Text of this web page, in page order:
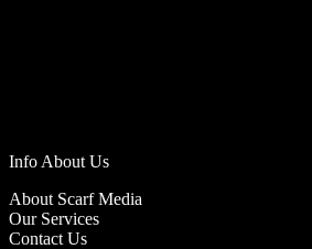
Info About Us
About Scarf Media
Our Services
Contact Us